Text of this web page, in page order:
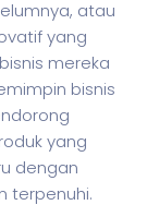
atau
yang
mereka
bisnis
yang
dengan
terpenuhi.